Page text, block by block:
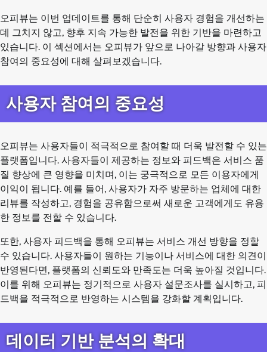
오피뷰는 이번 업데이트를 통해 단순히 사용자 경험을 개선하는
데 그치지 않고, 향후 지속 가능한 발전을 위한 기반을 마련하고
있습니다. 이 섹션에서는 오피뷰가 앞으로 나아갈 방향과 사용자
참여의 중요성에 대해 살펴보겠습니다.
사용자 참여의 중요성
오피뷰는 사용자들이 적극적으로 참여할 때 더욱 발전할 수 있는
플랫폼입니다. 사용자들이 제공하는 정보와 피드백은 서비스 품
질 향상에 큰 영향을 미치며, 이는 궁극적으로 모든 이용자에게
이익이 됩니다. 예를 들어, 사용자가 자주 방문하는 업체에 대한
리뷰를 작성하고, 경험을 공유함으로써 새로운 고객에게도 유용
한 정보를 전할 수 있습니다.
또한, 사용자 피드백을 통해 오피뷰는 서비스 개선 방향을 정할
수 있습니다. 사용자들이 원하는 기능이나 서비스에 대한 의견이
반영된다면, 플랫폼의 신뢰도와 만족도는 더욱 높아질 것입니다.
이를 위해 오피뷰는 정기적으로 사용자 설문조사를 실시하고, 피
드백을 적극적으로 반영하는 시스템을 강화할 계획입니다.
데이터 기반 분석의 확대